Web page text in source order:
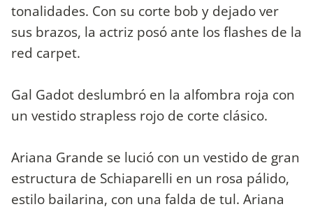
tonalidades. Con su corte bob y dejado ver
sus brazos, la actriz posó ante los flashes de la
red carpet.
Gal Gadot deslumbró en la alfombra roja con
un vestido strapless rojo de corte clásico.
Ariana Grande se lució con un vestido de gran
estructura de Schiaparelli en un rosa pálido,
estilo bailarina, con una falda de tul. Ariana